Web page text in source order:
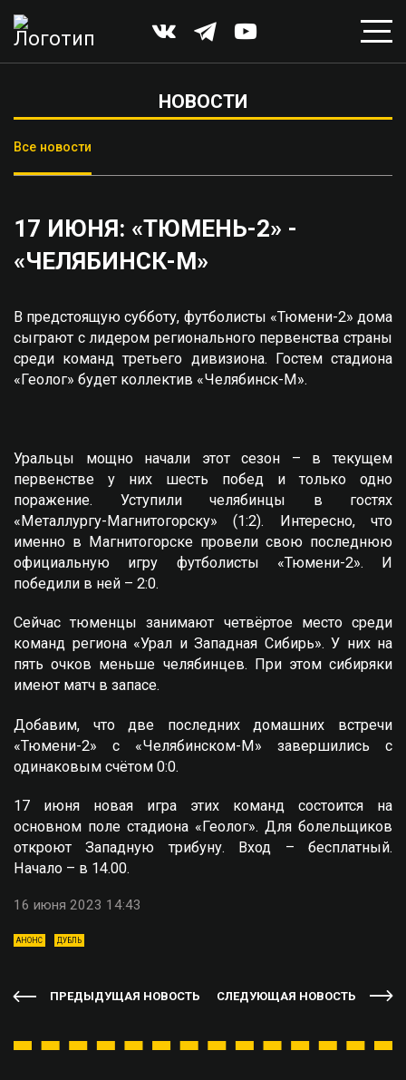
НОВОСТИ
Все новости
17 ИЮНЯ: «ТЮМЕНЬ-2» -
«ЧЕЛЯБИНСК-М»
В предстоящую субботу, футболисты «Тюмени-2» дома
сыграют с лидером регионального первенства страны
среди команд третьего дивизиона. Гостем стадиона
«Геолог» будет коллектив «Челябинск-М».
Уральцы мощно начали этот сезон – в текущем
первенстве у них шесть побед и только одно
поражение. Уступили челябинцы в гостях
«Металлургу-Магнитогорску» (1:2). Интересно, что
именно в Магнитогорске провели свою последнюю
официальную игру футболисты «Тюмени-2». И
победили в ней – 2:0.
Сейчас тюменцы занимают четвёртое место среди
команд региона «Урал и Западная Сибирь». У них на
пять очков меньше челябинцев. При этом сибиряки
имеют матч в запасе.
Добавим, что две последних домашних встречи
«Тюмени-2» с «Челябинском-М» завершились с
одинаковым счётом 0:0.
17 июня новая игра этих команд состоится на
основном поле стадиона «Геолог». Для болельщиков
откроют Западную трибуну. Вход – бесплатный.
Начало – в 14.00.
16 июня 2023 14:43
АНОНС ДУБЛЬ
ПРЕДЫДУЩАЯ НОВОСТЬ СЛЕДУЮЩАЯ НОВОСТЬ